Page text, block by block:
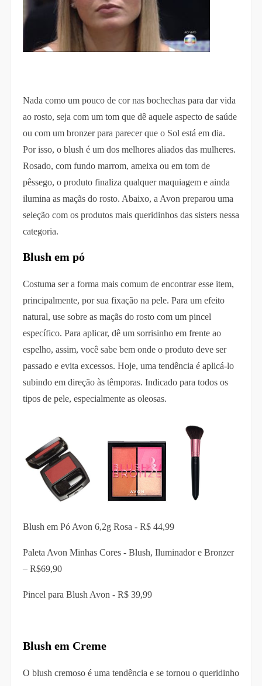
Nada como um pouco de cor nas bochechas para dar vida
ao rosto, seja com um tom que dê aquele aspecto de saúde
ou com um bronzer para parecer que o Sol está em dia.
Por isso, o blush é um dos melhores aliados das mulheres.
Rosado, com fundo marrom, ameixa ou em tom de
pêssego, o produto finaliza qualquer maquiagem e ainda
ilumina as maçãs do rosto. Abaixo, a Avon preparou uma
seleção com os produtos mais queridinhos das sisters nessa
categoria.
Blush em pó
Costuma ser a forma mais comum de encontrar esse item,
principalmente, por sua fixação na pele. Para um efeito
natural, use sobre as maçãs do rosto com um pincel
específico. Para aplicar, dê um sorrisinho em frente ao
espelho, assim, você sabe bem onde o produto deve ser
passado e evita excessos. Hoje, uma tendência é aplicá-lo
subindo em direção às têmporas. Indicado para todos os
tipos de pele, especialmente as oleosas.
Blush em Pó Avon 6,2g Rosa - R$ 44,99
Paleta Avon Minhas Cores - Blush, Iluminador e Bronzer
– R$69,90
Pincel para Blush Avon - R$ 39,99
Blush em Creme
O blush cremoso é uma tendência e se tornou o queridinho